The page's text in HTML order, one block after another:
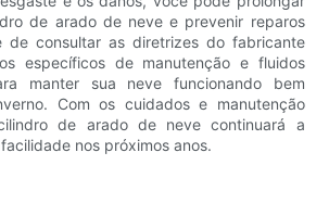
de arado de neve e prevenir reparos
de consultar as diretrizes do fabricante
específicos de manutenção e fluidos
manter sua neve funcionando bem
Com os cuidados e manutenção
de arado de neve continuará a
nos próximos anos.